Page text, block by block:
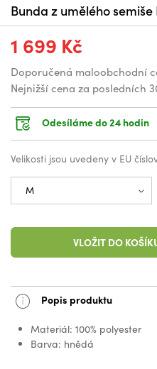
Bunda z umělého semiše
1 699 Kč
Doporučená maloobchodní
Nejnižší cena za posledních
Odesíláme do 24 hodin
Velikosti jsou uvedeny v EU
VLOŽIT DO
Popis produktu
Materiál: 100% polyester
Barva: hnědá